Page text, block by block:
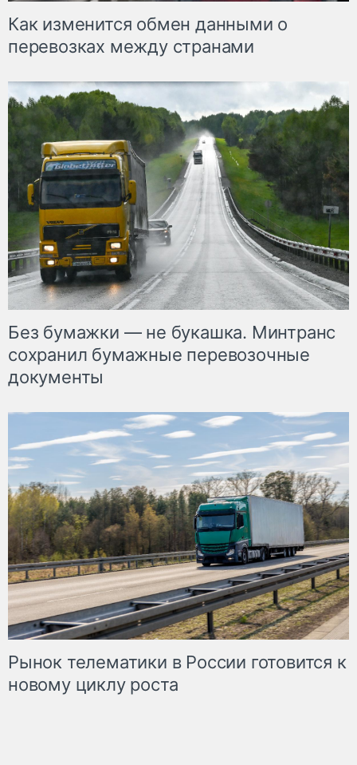
Как изменится обмен данными о
перевозках между странами
Без бумажки — не букашка. Минтранс
сохранил бумажные перевозочные
документы
Рынок телематики в России готовится к
новому циклу роста